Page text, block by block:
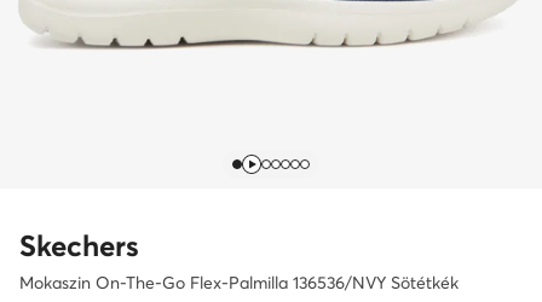
Skechers
Mokaszin On-The-Go Flex-Palmilla 136536/NVY Sötétkék